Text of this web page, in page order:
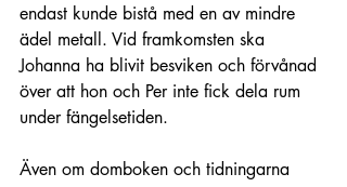
endast kunde bistå med en av mindre
ädel metall. Vid framkomsten ska
Johanna ha blivit besviken och förvånad
över att hon och Per inte fick dela rum
under fängelsetiden.
Även om domboken och tidningarna